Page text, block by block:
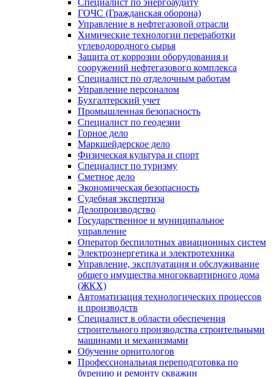
Специалист по энергоаудиту
ГОЧС (Гражданская оборона)
Управление в нефтегазовой отрасли
Химические технологии переработки
углеводородного сырья
Защита от коррозии оборудования и
сооружений нефтегазового комплекса
Специалист по отделочным работам
Управление персоналом
Бухгалтерский учет
Промышленная безопасность
Специалист по геодезии
Горное дело
Маркшейдерское дело
Физическая культура и спорт
Специалист по туризму
Сметное дело
Экономическая безопасность
Судебная экспертиза
Делопроизводство
Государственное и муниципальное
управление
Оператор беспилотных авиационных систем
Электроэнергетика и электротехника
Управление, эксплуатация и обслуживание
общего имущества многоквартирного дома
(ЖКХ)
Автоматизация технологических процессов
и производств
Специалист в области обеспечения
строительного производства строительными
машинами и механизмами
Обучение орнитологов
Профессиональная переподготовка по
бурению и ремонту скважин